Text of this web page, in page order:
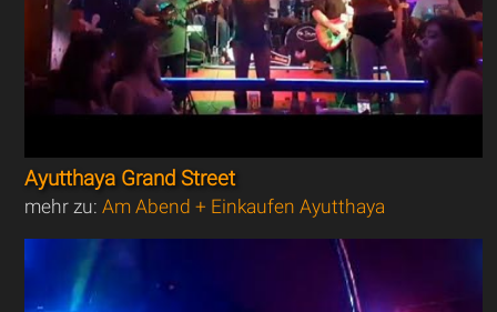
Ayutthaya Grand Street
mehr zu:Am Abend + Einkaufen Ayutthaya